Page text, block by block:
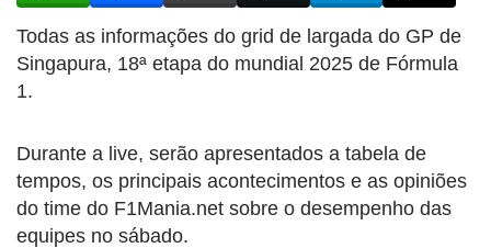
Todas as informações do grid de largada do GP de
Singapura, 18ª etapa do mundial 2025 de Fórmula
1.
Durante a live, serão apresentados a tabela de
tempos, os principais acontecimentos e as opiniões
do time do F1Mania.net sobre o desempenho das
equipes no sábado.